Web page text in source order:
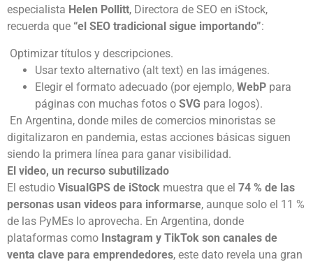
especialista Helen Pollitt, Directora de SEO en iStock,
recuerda que “el SEO tradicional sigue importando”:
Optimizar títulos y descripciones.
Usar texto alternativo (alt text) en las imágenes.
Elegir el formato adecuado (por ejemplo, WebP para
páginas con muchas fotos o SVG para logos).
En Argentina, donde miles de comercios minoristas se
digitalizaron en pandemia, estas acciones básicas siguen
siendo la primera línea para ganar visibilidad.
El video, un recurso subutilizado
El estudio VisualGPS de iStock muestra que el 74 % de las
personas usan videos para informarse, aunque solo el 11 %
de las PyMEs lo aprovecha. En Argentina, donde
plataformas como Instagram y TikTok son canales de
venta clave para emprendedores, este dato revela una gran